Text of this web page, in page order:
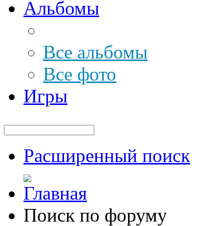
Альбомы
Все альбомы
Все фото
Игры
Расширенный поиск
Поиск по форуму